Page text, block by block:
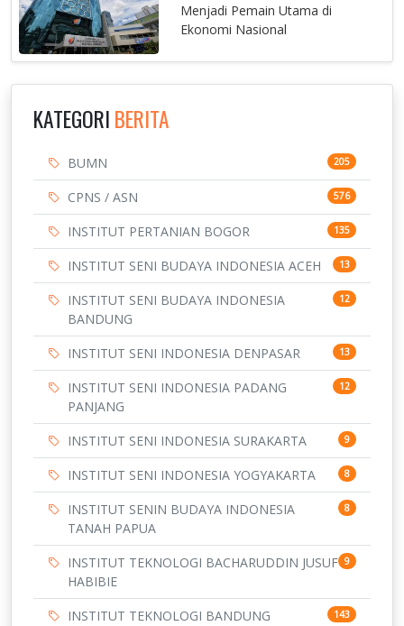
Menjadi Pemain Utama di
Ekonomi Nasional
KATEGORI BERITA
BUMN 205
CPNS / ASN 576
INSTITUT PERTANIAN BOGOR 135
INSTITUT SENI BUDAYA INDONESIA ACEH 13
INSTITUT SENI BUDAYA INDONESIA
BANDUNG
12
INSTITUT SENI INDONESIA DENPASAR 13
INSTITUT SENI INDONESIA PADANG
PANJANG
12
INSTITUT SENI INDONESIA SURAKARTA 9
INSTITUT SENI INDONESIA YOGYAKARTA 8
INSTITUT SENIN BUDAYA INDONESIA
TANAH PAPUA
8
INSTITUT TEKNOLOGI BACHARUDDIN JUSUF
HABIBIE
9
INSTITUT TEKNOLOGI BANDUNG 143